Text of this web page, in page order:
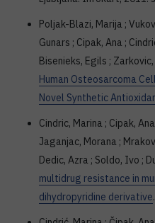
Poljak-Blazi, Marija ;
Gunars ; Cipak, Ana ;
Bisenieks, Egils ;
Human Osteosarcoma
Novel Synthetic
Cindric, Marina ; Cipak,
Jaganjac, Morana ;
Dedic, Azra ; Soldo, Ivo ;
multidrug resistance in
dihydropyridine derivative